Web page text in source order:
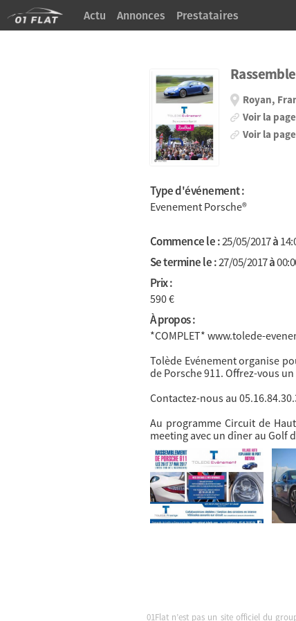
Actu Annonces Prestataires
Royan,
Voir la
Voir la
Type d'événement :
Evenement Porsche®
Commence le :25/05/2017à
Se termine le :27/05/2017à
Prix :
590€
À propos :
*COMPLET* www.tolede-
Tolède Evénement organise
de Porsche 911. Offrez-vous
Contactez-nous au
Au programme Circuit de
meeting avec un dîner au Golf
01Flat n’est pas un site officiel du